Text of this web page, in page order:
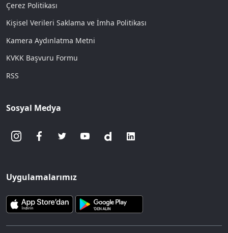
Çerez Politikası
Kişisel Verileri Saklama ve İmha Politikası
Kamera Aydınlatma Metni
KVKK Başvuru Formu
RSS
Sosyal Medya
Uygulamalarımız